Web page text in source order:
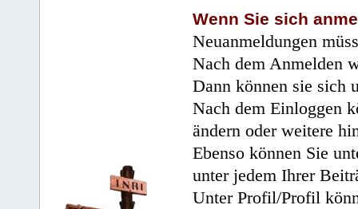
Wenn Sie sich
Neuanmeldungen
Nach dem Anmelden
Dann können sie sich
Nach dem Einloggen
ändern oder weitere
Ebenso können Sie
unter jedem Ihrer
Unter Profil/Profil